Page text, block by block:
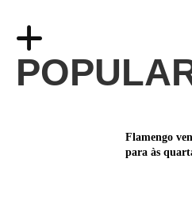
Flamengo
para às